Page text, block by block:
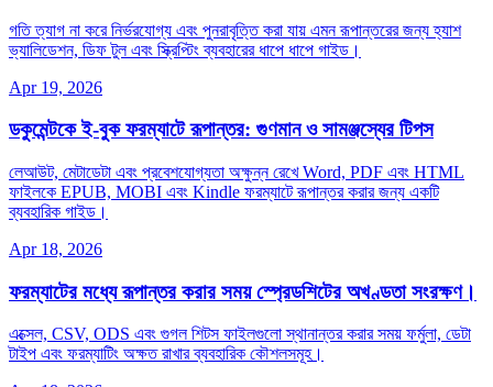
গতি ত্যাগ না করে নির্ভরযোগ্য এবং পুনরাবৃত্তি করা যায় এমন রূপান্তরের জন্য হ্যাশ
ভ্যালিডেশন, ডিফ টুল এবং স্ক্রিপ্টিং ব্যবহারের ধাপে ধাপে গাইড।
Apr 19, 2026
ডকুমেন্টকে ই‑বুক ফরম্যাটে রূপান্তর: গুণমান ও সামঞ্জস্যের টিপস
লেআউট, মেটাডেটা এবং প্রবেশযোগ্যতা অক্ষুন্ন রেখে Word, PDF এবং HTML
ফাইলকে EPUB, MOBI এবং Kindle ফরম্যাটে রূপান্তর করার জন্য একটি
ব্যবহারিক গাইড।
Apr 18, 2026
ফরম্যাটের মধ্যে রূপান্তর করার সময় স্প্রেডশিটের অখণ্ডতা সংরক্ষণ।
এক্সেল, CSV, ODS এবং গুগল শিটস ফাইলগুলো স্থানান্তর করার সময় ফর্মুলা, ডেটা
টাইপ এবং ফরম্যাটিং অক্ষত রাখার ব্যবহারিক কৌশলসমূহ।